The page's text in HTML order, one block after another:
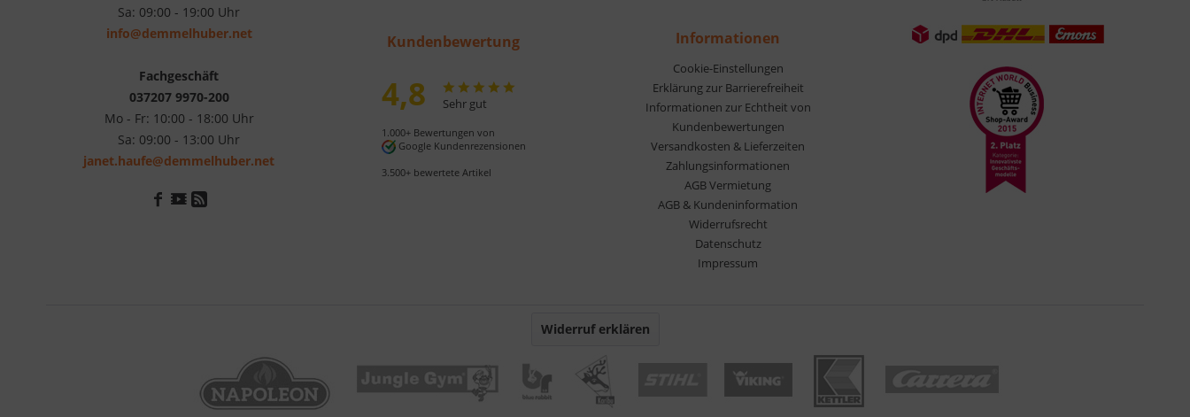
Sa: 09:00 - 19:00 Uhr
info@demmelhuber.net
Fachgeschäft
037207 9970-200
Mo - Fr: 10:00 - 18:00 Uhr
Sa: 09:00 - 13:00 Uhr
janet.haufe@demmelhuber.net
Kundenbewertung
4,8 Sehr gut
1.000+ Bewertungen von
Google Kundenrezensionen
3.500+ bewertete Artikel
Informationen
Cookie-Einstellungen
Erklärung zur Barrierefreiheit
Informationen zur Echtheit von
Kundenbewertungen
Versandkosten & Lieferzeiten
Zahlungsinformationen
AGB Vermietung
AGB & Kundeninformation
Widerrufsrecht
Datenschutz
Impressum
Widerruf erklären